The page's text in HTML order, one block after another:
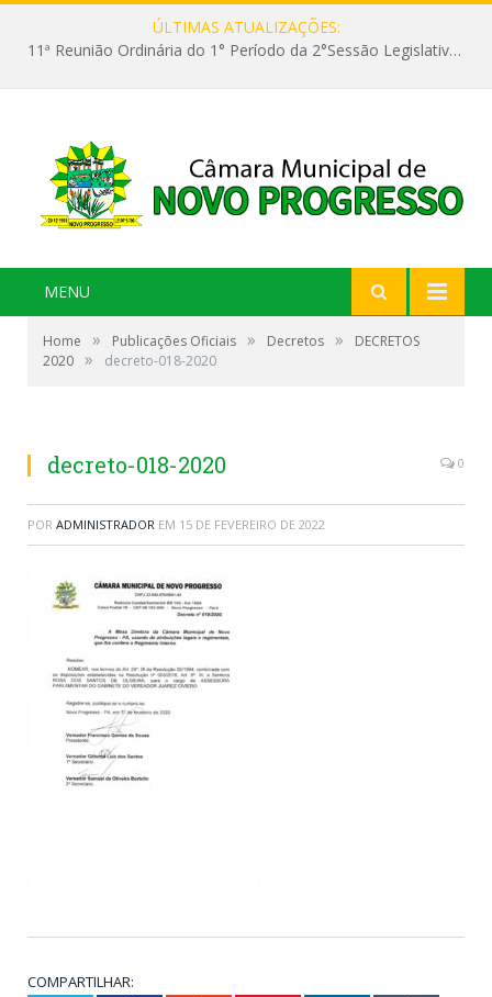
ÚLTIMAS ATUALIZAÇÕES:
11ª Reunião Ordinária do 1° Período da 2°Sessão Legislativa da 9ª Legislatura do Poder Legislativo
MENU
Home » Publicações Oficiais » Decretos »
DECRETOS
2020 » decreto-018-2020
decreto-018-2020 0
POR ADMINISTRADOR EM 15 DE FEVEREIRO DE 2022
COMPARTILHAR: